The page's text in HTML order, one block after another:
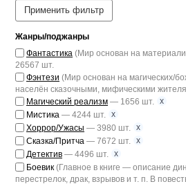
Применить фильтр
Жанры/поджанры
Фантастика (Мир основан на
26567 шт.
Фэнтези (Мир основан на магических/
населён сказочными, мифическими
Магический реализм — 1656 шт. x
Мистика — 4244 шт. x
Хоррор/Ужасы — 3980 шт. x
Сказка/Притча — 7672 шт. x
Детектив — 4496 шт. x
Боевик (Главное в книге — описание
перестрелок, драк, взрывов и т. п. В